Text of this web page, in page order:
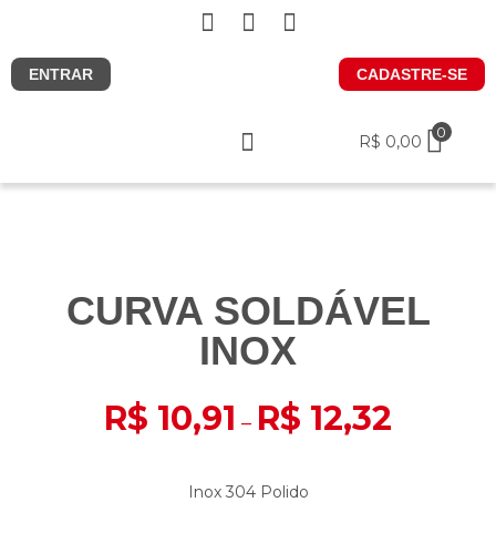
ENTRAR CADASTRE-SE
R$ 0,00 0
CURVA SOLDÁVEL
INOX
R$ 10,91 – R$ 12,32
Inox 304 Polido